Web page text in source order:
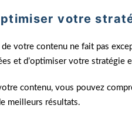
votre
votre contenu ne fait pas
et d’optimiser votre stratégie
contenu, vous pouvez
meilleurs résultats.